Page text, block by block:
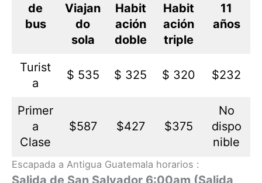
de
bus
Viajan
do
sola
Habit
ación
doble
Habit
ación
triple
11
años
Turist
a
$ 535 $ 325 $ 320 $232
Primer
a
Clase
$587 $427 $375
No
dispo
nible
Escapada a Antigua Guatemala horarios :
Salida de San Salvador 6:00am (Salida